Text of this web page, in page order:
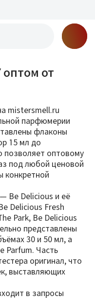
оптом от
mistersmell.ru
парфюмерии
флаконы
15 мл до
оптовому
под любой ценовой
конкретной
Be Delicious и её
Delicious Fresh
Park, Be Delicious
представлены
30 и 50 мл, а
Parfum. Часть
оригинал, что
выставляющих
в запросы